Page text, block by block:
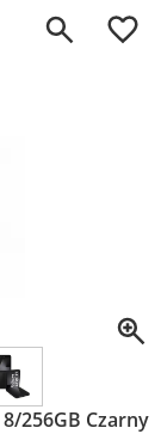
0
256GB Czarny